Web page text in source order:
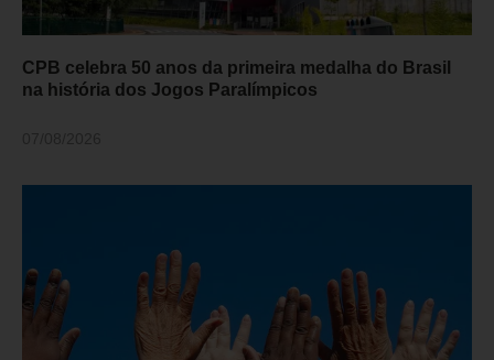
CPB celebra 50 anos da primeira medalha do Brasil
na história dos Jogos Paralímpicos